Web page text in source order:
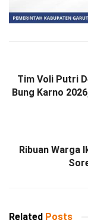
Tim Voli Putri
Bung Karno
Ribuan Warga
Related Posts